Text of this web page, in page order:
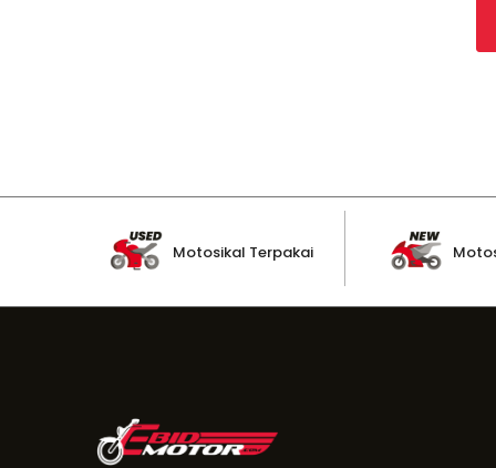
Motosikal Terpakai